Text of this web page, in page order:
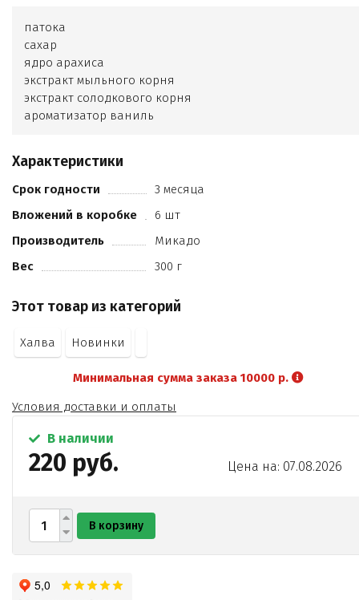
патока
сахар
ядро арахиса
экстракт мыльного корня
экстракт солодкового корня
ароматизатор ваниль
Характеристики
Срок годности
3 месяца
Вложений в коробке
6 шт
Производитель
Микадо
Вес
300 г
Этот товар из категорий
Халва Новинки
Минимальная сумма заказа 10000 р.
Условия доставки и оплаты
В наличии
220 руб. Цена на: 07.08.2026
В корзину